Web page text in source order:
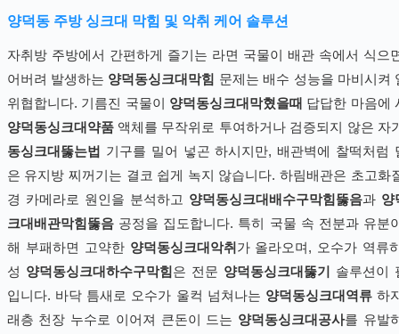
양덕동 주방 싱크대 막힘 및 악취 케어 솔루션
자취방 주방에서 간편하게 즐기는 라면 국물이 배관 속에서 식으
어버려 발생하는 양덕동싱크대막힘 문제는 배수 성능을 마비시켜
위협합니다. 기름진 국물이 양덕동싱크대막혔을때 답답한 마음에
양덕동싱크대약품액체를 무작위로 투여하거나 검증되지 않은 자
동싱크대뚫는법
기구를 밀어 넣곤 하시지만, 배관벽에 찰떡처럼
은 유지방 찌꺼기는 결코 쉽게 녹지 않습니다. 하림배관은 초고화
경 카메라로 원인을 분석하고 양덕동싱크대배수구막힘뚫음과 양
크대배관막힘뚫음공정을 집도합니다. 특히 국물 속 전분과 유분
해 부패하면 고약한 양덕동싱크대악취 가 올라오며, 오수가 역류
성 양덕동싱크대하수구막힘은 전문 양덕동싱크대뚫기
솔루션이
입니다. 바닥 틈새로 오수가 울컥 넘쳐나는 양덕동싱크대역류하
래층 천장 누수로 이어져 큰돈이 드는 양덕동싱크대공사를 유발